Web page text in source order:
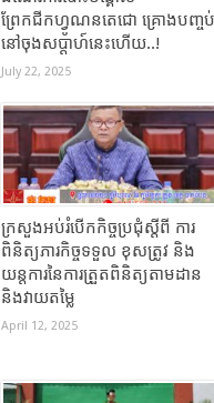
ព្រែកជីកហ្វូណនតេជោ គ្រោងបញ្ចប់
នៅចុងសប្តាហ៍នេះហើយ..!
July 22, 2025
ក្រសួងអប់រំបើកកិច្ចប្រជុំស្តីពី ការ
ពិនិត្យភារកិច្ចទទួល ខុសត្រូវ និង
យន្តការនៃការត្រួតពិនិត្យតាមដាន
និងវាយតម្លៃ
April 12, 2025